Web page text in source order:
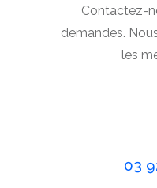
Contactez-
demandes.
les
03